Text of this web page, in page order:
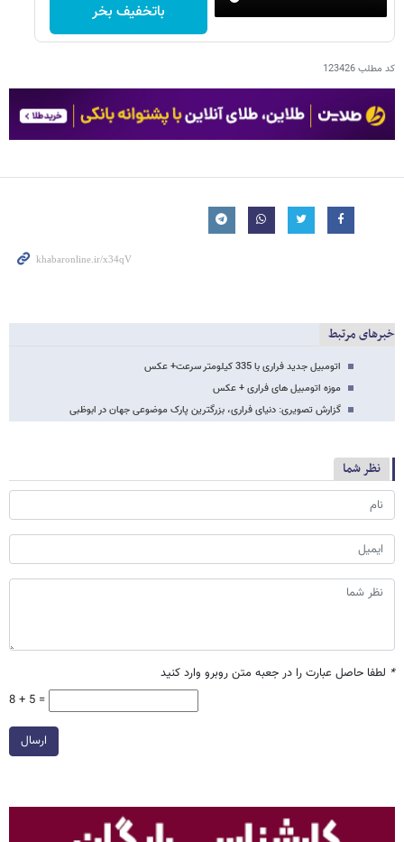
باتخفیف بخر
کد مطلب123426
خبرهای مرتبط
اتومبیل جدید فراری با 335 کیلومتر سرعت+ عکس
موزه اتومبیل های فراری + عکس
گزارش تصویری: دنیای فراری، بزرگترین پارک موضوعی جهان در ابوظبی
نظر شما
* لطفا حاصل عبارت را در جعبه متن روبرو وارد کنید
8 + 5 =
ارسال